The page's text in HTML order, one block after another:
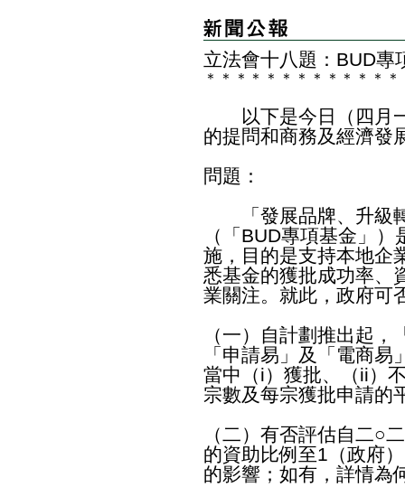
立法會十八題：BUD專
＊ ＊ ＊ ＊ ＊ ＊ ＊ ＊ ＊ ＊ ＊ ＊ ＊
以下是今日（四月一
的提問和商務及經濟發
問題：
「發展品牌、升級轉
（「BUD專項基金」
施，目的是支持本地企
悉基金的獲批成功率、
業關注。就此，政府可
（一）自計劃推出起
「申請易」及「電商
當中（i）獲批、（ii）
宗數及每宗獲批申請的
（二）有否評估自二○
的資助比例至1（政府
的影響；如有，詳情為